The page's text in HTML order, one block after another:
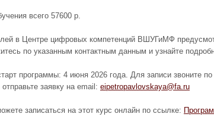
всего 57600 р.
в Центре цифровых компетенций ВШУГиМФ
по указанным контактным данным и узнайте
программы: 4 июня 2026 года. Для записи звоните
заявку на email: eipetropavlovskaya@fa.ru
записаться на этот курс онлайн по ссылке: